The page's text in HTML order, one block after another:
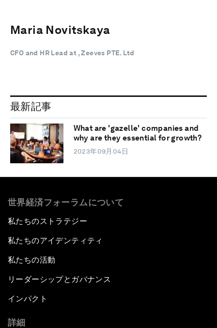
Maria Novitskaya
CFO and HR Lead at , Zeeves PTE. Ltd
最新記事
What are 'gazelle' companies and
why are they essential for growth?
2023年09月04日
世界経済フォーラムについて
私たちのストラテジー
私たちのアイデンティティ
私たちの活動
リーダーシップとガバナンス
インパクト
詳細